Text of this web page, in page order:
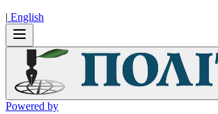
| Εnglish
Powered by